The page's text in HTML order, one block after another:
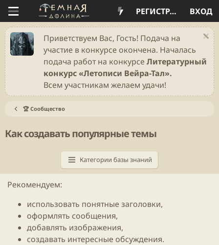
ВХОД
РЕГИСТРАЦИЯ
Приветствуем Вас, Гость! Подача на
участие в конкурсе окончена. Началась
подача работ на конкурсе Литературный
конкурс «Летописи Вейра-Тал».
Всем участникам желаем удачи!
🏆 Сообщество
Как создавать популярные темы
Категории базы знаний
Рекомендуем:
использовать понятные заголовки,
оформлять сообщения,
добавлять изображения,
создавать интересные обсуждения.